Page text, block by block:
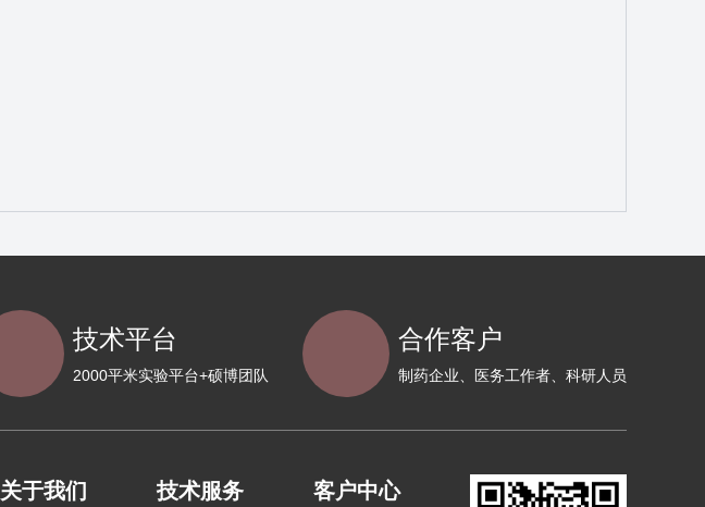
技术平台
2000平米实验平台+硕博团队
合作客户
制药企业、医务工作者、科研人员
关于我们 技术服务 客户中心